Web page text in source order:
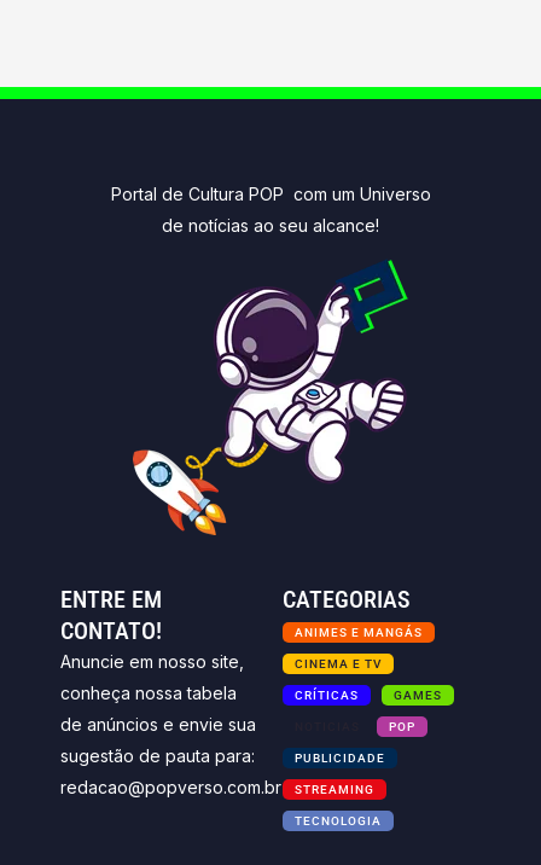
Portal de Cultura POP com um Universo
de notícias ao seu alcance!
ENTRE EM
CONTATO!
Anuncie em nosso site,
conheça nossa tabela
de anúncios e envie sua
sugestão de pauta para:
redacao@popverso.com.br
CATEGORIAS
ANIMES E MANGÁS
CINEMA E TV
CRÍTICAS GAMES
POP
PUBLICIDADE
STREAMING
TECNOLOGIA